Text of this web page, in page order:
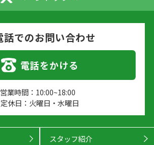
話でのお問い合わせ
電話をかける
営業時間：10:00~18:00
定休日：火曜日・水曜日
スタッフ紹介